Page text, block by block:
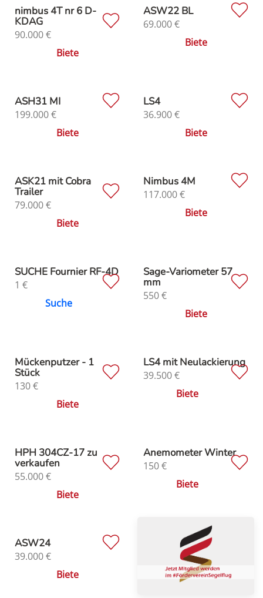
nimbus 4T nr 6 D-
KDAG
90.000€
Biete
ASW22 BL
69.000€
Biete
ASH31 MI
199.000€
Biete
LS4
36.900€
Biete
ASK21 mit Cobra
Trailer
79.000€
Biete
Nimbus 4M
117.000€
Biete
SUCHE Fournier RF-4D
1 €
Suche
Sage-Variometer 57
mm
550€
Biete
Mückenputzer - 1
Stück
130€
Biete
LS4 mit Neulackierung
39.500€
Biete
HPH 304CZ-17 zu
verkaufen
55.000€
Biete
Anemometer Winter
150€
Biete
ASW24
39.000€
Biete